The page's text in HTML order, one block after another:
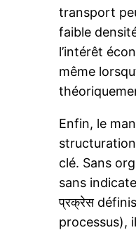
transport
faible
l’intérêt
même
Enfin, le
clé. Sans
sans
प्रक्रेस
processus),